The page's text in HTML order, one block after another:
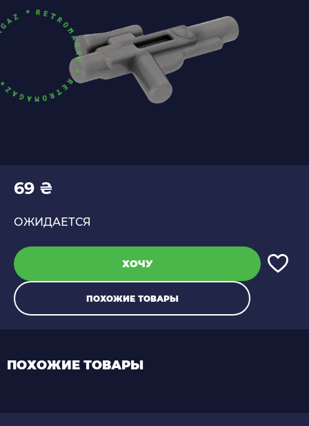
69 ₴
ОЖИДАЕТСЯ
ХОЧУ
ПОХОЖИЕ ТОВАРЫ
ПОХОЖИЕ ТОВАРЫ